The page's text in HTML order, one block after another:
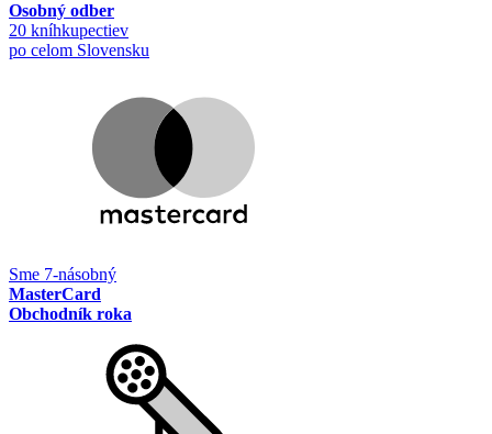
Osobný odber
20 kníhkupectiev
po celom Slovensku
Sme 7-násobný
MasterCard
Obchodník roka